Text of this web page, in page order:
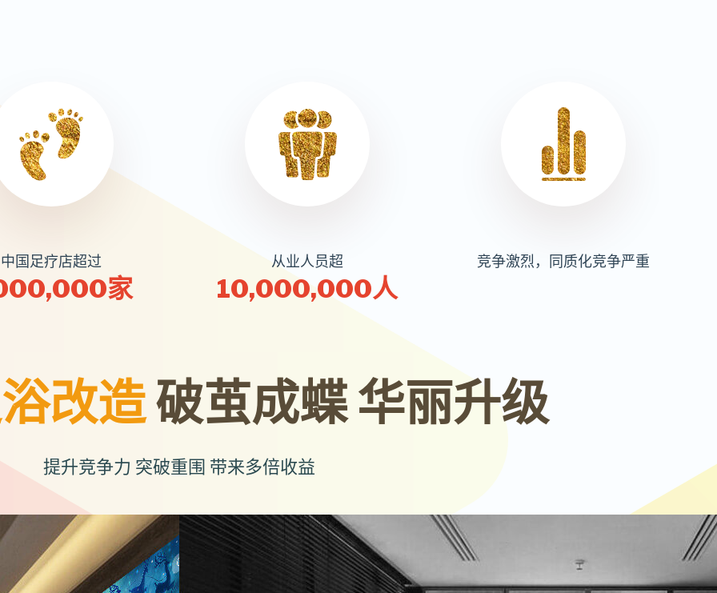
中国足疗店超过
家
从业人员超
10,000,000人
竞争激烈，同质化竞争严重
改造破茧成蝶 华丽升级
提升竞争力 突破重围 带来多倍收益